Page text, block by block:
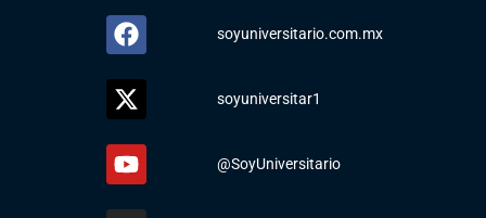
soyuniversitario.com.mx
soyuniversitar1
@SoyUniversitario